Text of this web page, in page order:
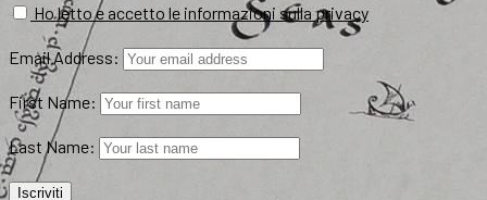
Ho letto e accetto le informazioni sulla privacy
Email Address:
First Name:
Last Name: